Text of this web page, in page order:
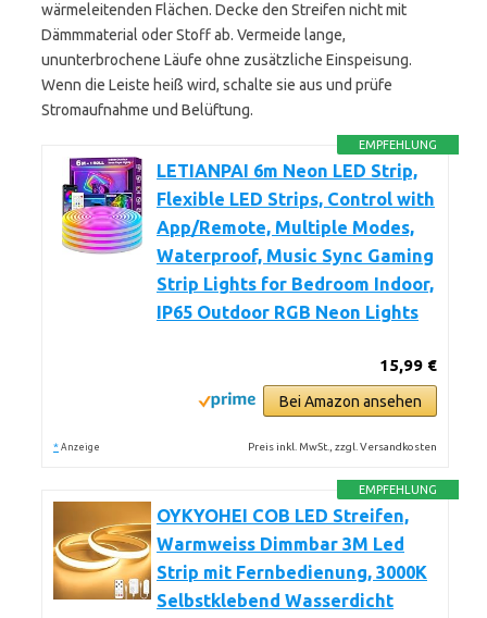
wärmeleitenden Flächen. Decke den Streifen nicht mit
Dämmmaterial oder Stoff ab. Vermeide lange,
ununterbrochene Läufe ohne zusätzliche Einspeisung.
Wenn die Leiste heiß wird, schalte sie aus und prüfe
Stromaufnahme und Belüftung.
EMPFEHLUNG
LETIANPAI 6m Neon LED Strip,
Flexible LED Strips, Control with
App/Remote, Multiple Modes,
Waterproof, Music Sync Gaming
Strip Lights for Bedroom Indoor,
IP65 Outdoor RGB Neon Lights
15,99 €
Bei Amazon ansehen
* Anzeige Preis inkl. MwSt., zzgl. Versandkosten
EMPFEHLUNG
OYKYOHEI COB LED Streifen,
Warmweiss Dimmbar 3M Led
Strip mit Fernbedienung, 3000K
Selbstklebend Wasserdicht